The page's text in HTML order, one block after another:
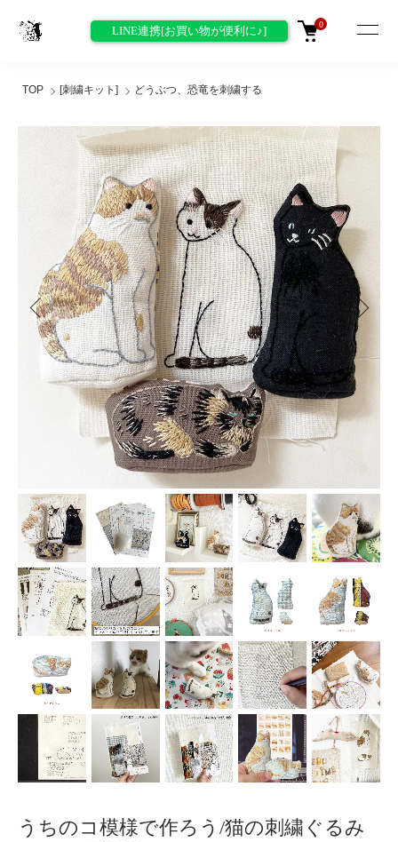
LINE連携[お買い物が便利に♪] 0
TOP [刺繍キット] どうぶつ、恐竜を刺繍する
うちのコ模様で作ろう/猫の刺繍ぐるみ